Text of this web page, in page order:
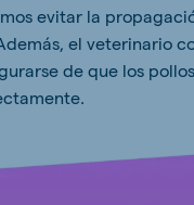
evitar la
el veterinario
de que los